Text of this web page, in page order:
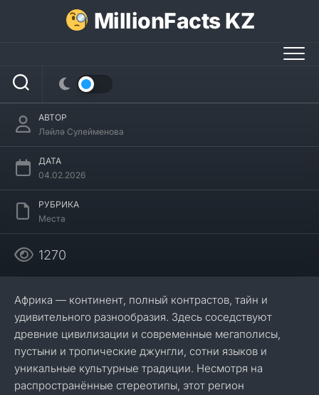
MillionFacts KZ
АВТОР
Ләйлә Сулейменова
ДАТА
04.02.2026
РУБРИКА
Места
1270
Африка — континент, полный контрастов, тайн и
удивительного разнообразия. Здесь соседствуют
древние цивилизации и современные мегаполисы,
пустыни и тропические джунгли, сотни языков и
уникальные культурные традиции. Несмотря на
распространённые стереотипы, этот регион